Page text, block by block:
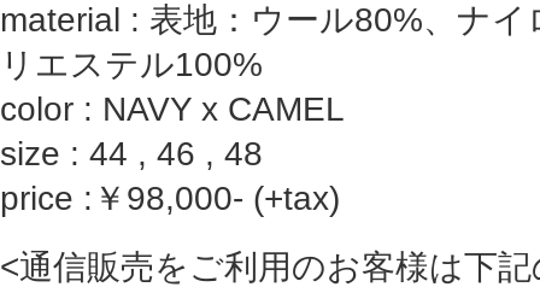
material : 表地：ウール80%、ナ
リエステル100%
color : NAVY x CAMEL
size : 44 , 46 , 48
price :￥98,000- (+tax)
<通信販売をご利用のお客様は下